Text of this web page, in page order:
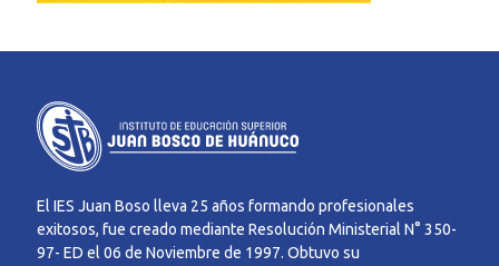
El IES Juan Boso lleva 25 años formando profesionales
exitosos, fue creado mediante Resolución Ministerial N° 350-
97- ED el 06 de Noviembre de 1997. Obtuvo su